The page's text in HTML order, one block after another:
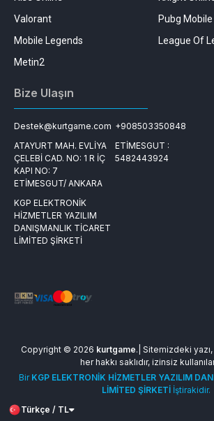
Valorant
Pubg Mobile
Mobile Legends
League Of
Metin2
Bize Ulaşın
Destek@kurtgame.com +908503350848
ATAYURT MAH. EVLİYA
ÇELEBİ CAD. NO: 1 R İÇ
KAPI NO: 7
ETİMESGUT/ ANKARA
ETİMESGUT :
5482443924
KGP ELEKTRONİK
HİZMETLER YAZILIM
DANIŞMANLIK TİCARET
LİMİTED ŞİRKETİ
Copyright © 2026 kurtgame.| Sitemizdeki
her hakkı saklıdır, izinsiz
Bir KGP ELEKTRONİK HİZMETLER YAZILIM
LİMİTED ŞİRKETİ İştirakidir.
Türkçe / TL